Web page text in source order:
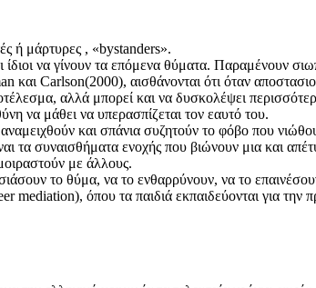
ή μάρτυρες , «bystanders».
να γίνουν τα επόμενα θύματα. Παραμένουν
Carlson(2000), αισθάνονται ότι όταν
αλλά μπορεί και να δυσκολέψει
να μάθει να υπερασπίζεται τον εαυτό του.
και σπάνια συζητούν το φόβο που
τα συναισθήματα ενοχής που βιώνουν μια και
με άλλους.
το θύμα, να το ενθαρρύνουν, να το
όπου τα παιδιά εκπαιδεύονται για την